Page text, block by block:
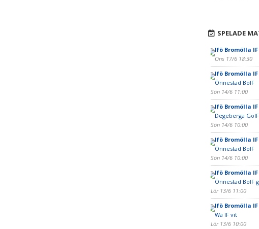
SPELADE
Ifö Bromölla IF
Ons 17/6 18:30
Ifö Bromölla IF
Önnestad BoIF
Sön 14/6 11:00
Ifö Bromölla IF
Degeberga GoIF
Sön 14/6 10:00
Ifö Bromölla IF
Önnestad BoIF
Sön 14/6 10:00
Ifö Bromölla IF
Önnestad BoIF
Lör 13/6 11:00
Ifö Bromölla IF
Wä IF vit
Lör 13/6 10:00